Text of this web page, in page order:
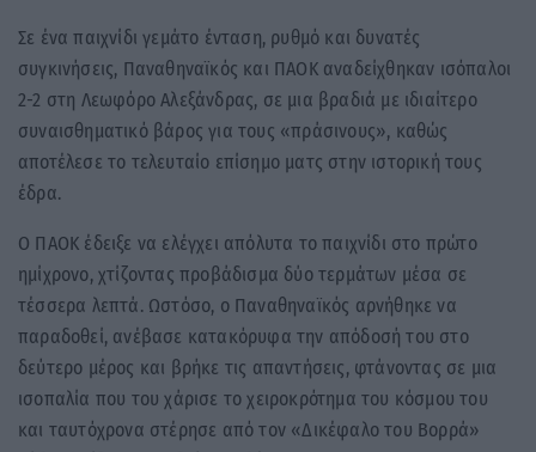
Σε ένα παιχνίδι γεμάτο ένταση, ρυθμό και δυνατές
συγκινήσεις, Παναθηναϊκός και ΠΑΟΚ αναδείχθηκαν ισόπαλοι
2-2 στη Λεωφόρο Αλεξάνδρας, σε μια βραδιά με ιδιαίτερο
συναισθηματικό βάρος για τους «πράσινους», καθώς
αποτέλεσε το τελευταίο επίσημο ματς στην ιστορική τους
έδρα.
Ο ΠΑΟΚ έδειξε να ελέγχει απόλυτα το παιχνίδι στο πρώτο
ημίχρονο, χτίζοντας προβάδισμα δύο τερμάτων μέσα σε
τέσσερα λεπτά. Ωστόσο, ο Παναθηναϊκός αρνήθηκε να
παραδοθεί, ανέβασε κατακόρυφα την απόδοσή του στο
δεύτερο μέρος και βρήκε τις απαντήσεις, φτάνοντας σε μια
ισοπαλία που του χάρισε το χειροκρότημα του κόσμου του
και ταυτόχρονα στέρησε από τον «Δικέφαλο του Βορρά»